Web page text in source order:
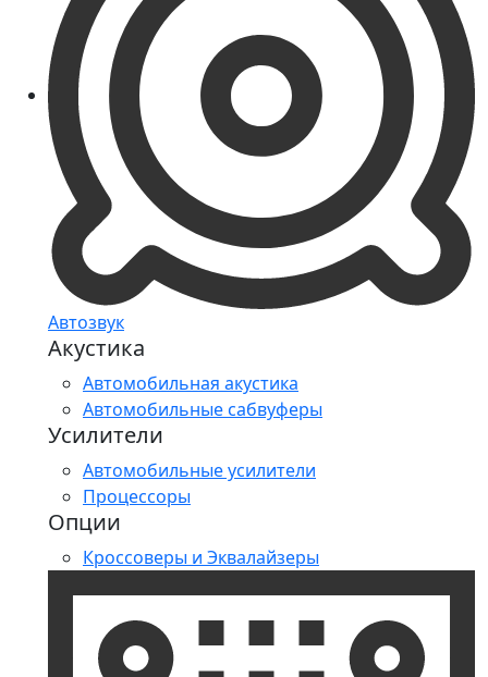
Автозвук
Акустика
Автомобильная акустика
Автомобильные сабвуферы
Усилители
Автомобильные усилители
Процессоры
Опции
Кроссоверы и Эквалайзеры